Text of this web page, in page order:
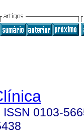
ISSN 0103-